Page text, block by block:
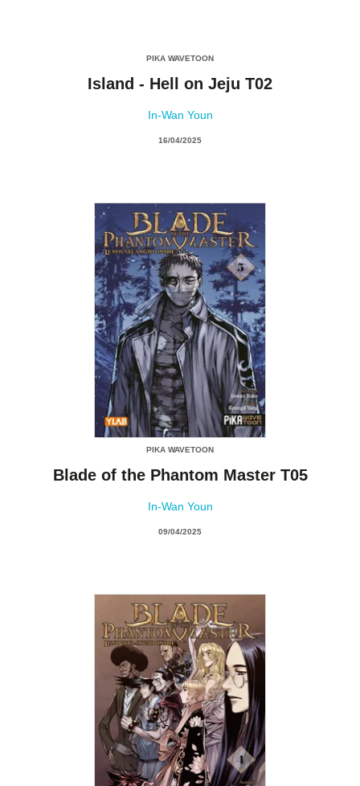
PIKA WAVETOON
Island - Hell on Jeju T02
In-Wan Youn
16/04/2025
PIKA WAVETOON
Blade of the Phantom Master T05
In-Wan Youn
09/04/2025